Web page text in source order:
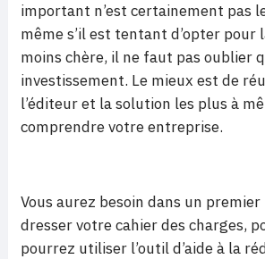
important n’est certainement pas
même s’il est tentant d’opter pour
moins chère, il ne faut pas oublier
investissement. Le mieux est de
l’éditeur et la solution les plus à
comprendre votre entreprise.
Vous aurez besoin dans un
dresser votre cahier des charges,
pourrez utiliser l’outil d’aide à la